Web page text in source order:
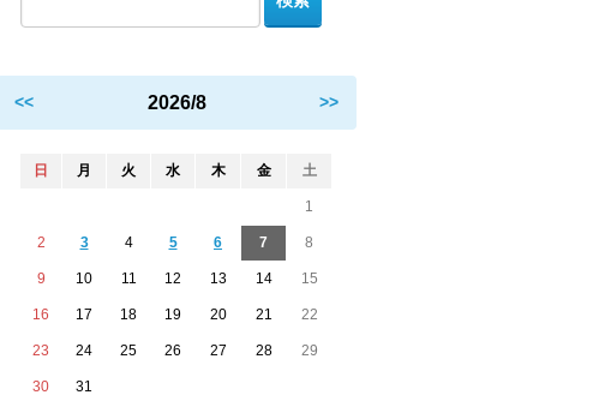
<< 2026/8 >>
日 月 火 水 木 金 土
1
2 3 4 5 6 7 8
9 10 11 12 13 14 15
16 17 18 19 20 21 22
23 24 25 26 27 28 29
30 31